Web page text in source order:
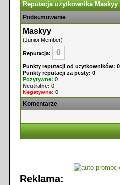
Reputacja użytkownika Maskyy
Podsumowanie
Maskyy
(Junior Member)
Reputacja: 0
Punkty reputacji od użytkowników: 0
Punkty reputacji za posty: 0
Pozytywne: 0
Neutralne: 0
Negatywne: 0
Komentarze
Reklama: